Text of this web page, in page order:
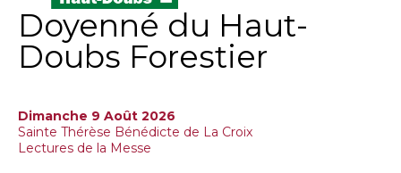
Doyenné du Haut-
Doubs Forestier
Dimanche 9 Août 2026
Sainte Thérèse Bénédicte de La Croix
Lectures de la Messe